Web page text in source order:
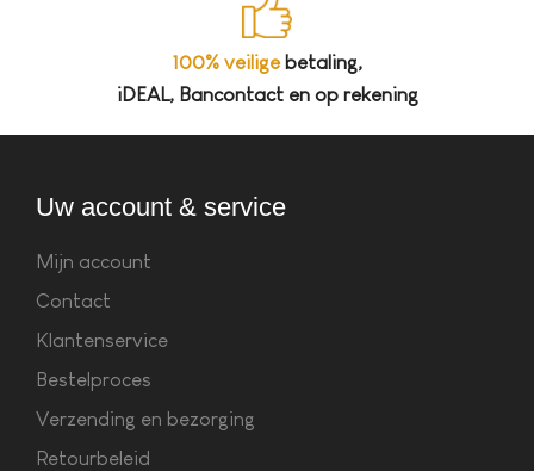
100% veiligebetaling,
iDEAL, Bancontact en op rekening
Uw account & service
Mijn account
Contact
Klantenservice
Bestelproces
Verzending en bezorging
Retourbeleid